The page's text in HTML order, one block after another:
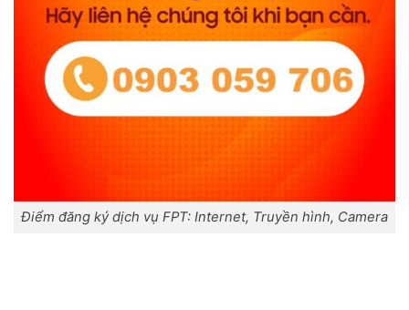
Điểm đăng ký dịch vụ FPT: Internet, Truyền hình, Camera